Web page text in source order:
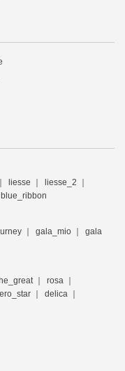
liesse
liesse_2
blue_ribbon
gala_mio
gala
rosa
delica